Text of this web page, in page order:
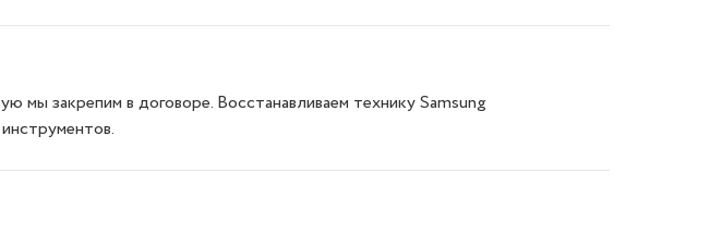
закрепим в договоре. Восстанавливаем технику Samsung